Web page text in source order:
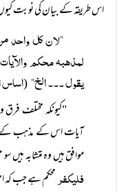
اس طریقہ کے بیان کی نوبت
"لان کل واحد
لمذھبہ محکم
یقول ۔۔۔ الخ" (
"کیونکہ مختلف
آیات اس کے مذہب کے
موافق ہیں وہ متشابہ ہیں
فلیکفر محکم ہے جب کہ